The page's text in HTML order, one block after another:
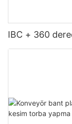
IBC + 360